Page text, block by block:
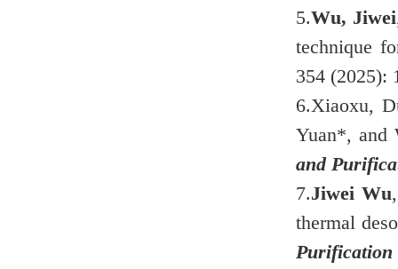
5.Wu, Jiwei
technique
354 (2025):
6.Xiaoxu,
Yuan*, and
and
7.Jiwei Wu
thermal
Purification